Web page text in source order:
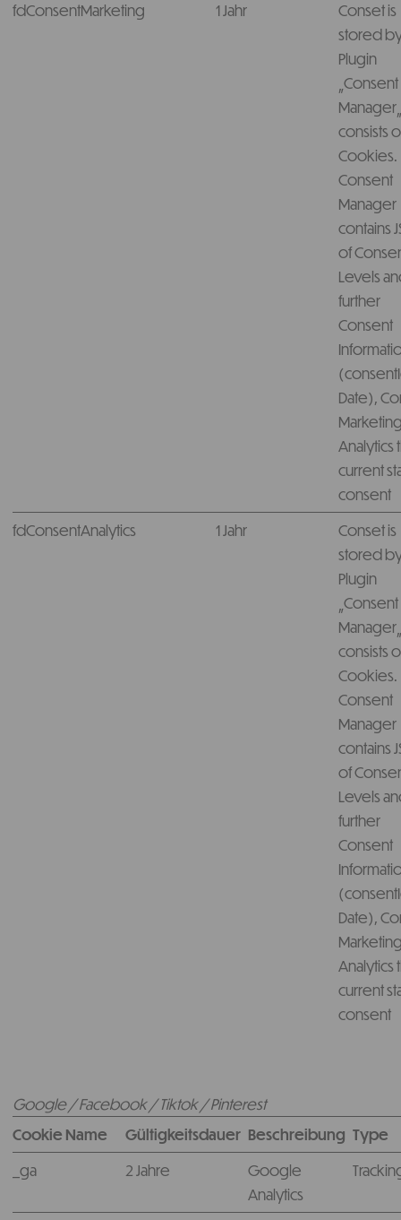
fdConsentMarketing
1 Jahr
Conset is
stored
Plugin
„Consent
consists
Cookies.
Consent
Manager
contains
of
Levels
further
Consent
Date),
Analytics
current
consent
fdConsentAnalytics
1 Jahr
Conset is
stored
Plugin
„Consent
consists
Cookies.
Consent
Manager
contains
of
Levels
further
Consent
Date),
Analytics
current
consent
Google / Facebook / Tiktok / Pinterest
Cookie Name
Gültigkeitsdauer Beschreibung Type
_ga
2 Jahre
Google
Analytics